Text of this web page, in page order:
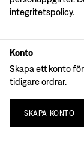
integritetspolicy.
Konto
Skapa ett konto
tidigare ordrar.
SKAPA KONTO